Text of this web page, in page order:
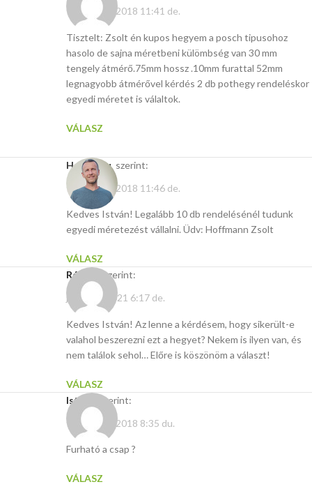
február 18, 2018 11:41 de.
Tisztelt: Zsolt én kupos hegyem a posch tipusohoz
hasolo de sajna méretbeni külömbség van 30 mm
tengely átmérő.75mm hossz .10mm furattal 52mm
legnagyobb átmérővel kérdés 2 db pothegy rendeléskor
egyedi méretet is válaltok.
VÁLASZ
Hasito.hu szerint:
február 18, 2018 11:46 de.
Kedves István! Legalább 10 db rendelésénél tudunk
egyedi méretezést vállalni. Üdv: Hoffmann Zsolt
VÁLASZ
Róbert
szerint:
július 19, 2021 6:17 de.
Kedves István! Az lenne a kérdésem, hogy sikerült-e
valahol beszerezni ezt a hegyet? Nekem is ilyen van, és
nem találok sehol… Előre is köszönöm a választ!
VÁLASZ
István
szerint:
február 12, 2018 8:35 du.
Furható a csap ?
VÁLASZ